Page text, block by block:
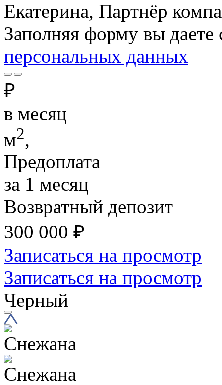
Екатерина, Партнёр
Заполняя форму вы даете
персональных данных
₽
в месяц
м2,
Предоплата
за 1 месяц
Возвратный депозит
300 000 ₽
Записаться на просмотр
Записаться на просмотр
Черный